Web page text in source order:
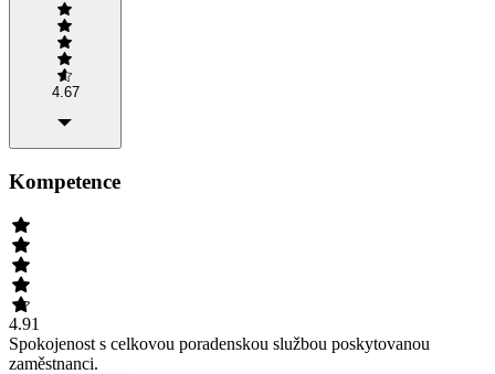
4.67
Kompetence
4.91
Spokojenost s celkovou poradenskou službou poskytovanou
zaměstnanci.